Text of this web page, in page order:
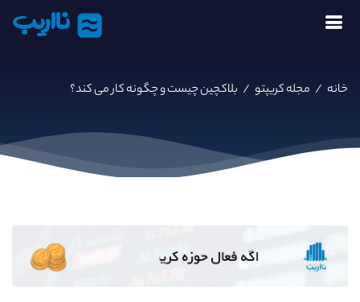
نااریب
خانه / مجله کریپتو / بلاکچین چیست و چگونه کار می کند؟